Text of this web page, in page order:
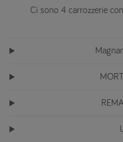
Ci sono 4 carrozzerie